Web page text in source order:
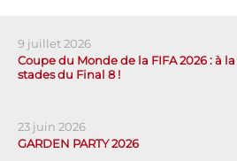
9 juillet 2026
Coupe du Monde de la FIFA 2026 : à
stades du Final 8 !
23 juin 2026
GARDEN PARTY 2026